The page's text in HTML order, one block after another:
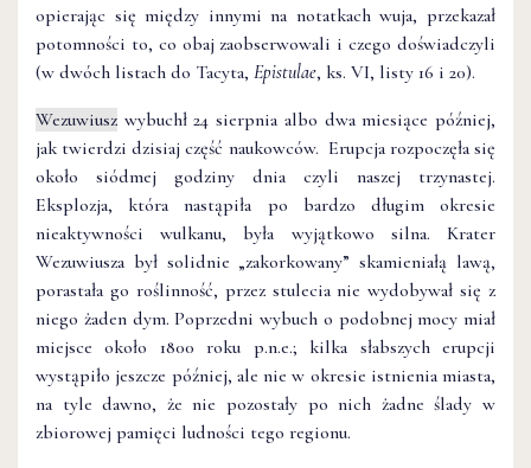
opierając się między innymi na notatkach wuja, przekazał
potomności to, co obaj zaobserwowali i czego doświadczyli
(w dwóch listach do Tacyta, Epistulae, ks. VI, listy 16 i 20).
Wezuwiusz wybuchł 24 sierpnia albo dwa miesiące później,
jak twierdzi dzisiaj część naukowców. Erupcja rozpoczęła się
około siódmej godziny dnia czyli naszej trzynastej.
Eksplozja, która nastąpiła po bardzo długim okresie
nieaktywności wulkanu, była wyjątkowo silna. Krater
Wezuwiusza był solidnie „zakorkowany” skamieniałą lawą,
porastała go roślinność, przez stulecia nie wydobywał się z
niego żaden dym. Poprzedni wybuch o podobnej mocy miał
miejsce około 1800 roku p.n.e.; kilka słabszych erupcji
wystąpiło jeszcze później, ale nie w okresie istnienia miasta,
na tyle dawno, że nie pozostały po nich żadne ślady w
zbiorowej pamięci ludności tego regionu.